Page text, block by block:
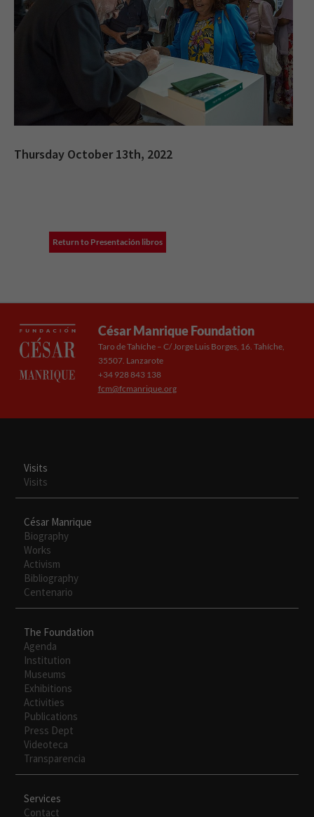
Thursday October 13th, 2022
Return to Presentación libros
César Manrique Foundation
Taro de Tahíche – C/ Jorge Luis Borges, 16. Tahíche,
35507. Lanzarote
+34 928 843 138
fcm@fcmanrique.org
Visits
Visits
César Manrique
Biography
Works
Activism
Bibliography
Centenario
The Foundation
Agenda
Institution
Museums
Exhibitions
Activities
Publications
Press Dept
Videoteca
Transparencia
Services
Contact